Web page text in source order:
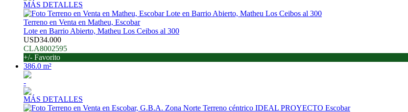
MÁS DETALLES
Terreno en Venta en Matheu, Escobar
Lote en Barrio Abierto, Matheu Los Ceibos al 300
USD34.000
CLA8002595
+/- Favorito
386.0 m²
-
MÁS DETALLES